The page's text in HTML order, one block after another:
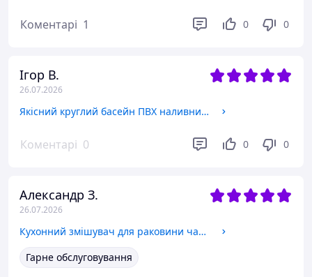
Коментарі 1 0 0
Ігор В.
26.07.2026
Якісний круглий басейн ПВХ наливний сімейний надувний Блакитний басейн для дорослих садовий для дому
Коментарі 0 0 0
Александр З.
26.07.2026
Кухонний змішувач для раковини чаші Water Tap на мийку Кран для умивальника однорукатковий матовий хром
Гарне обслуговування